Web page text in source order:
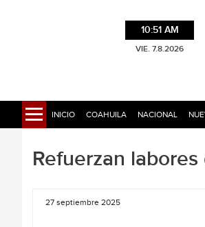
10:51 AM
VIE. 7.8.2026
INICIO COAHUILA NACIONAL
Refuerzan
27 septiembre 2025